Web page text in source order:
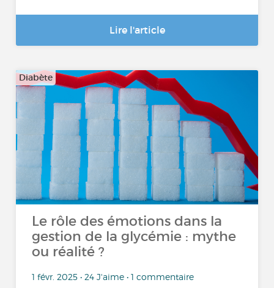
Lire l'article
Diabète
Le rôle des émotions dans la
gestion de la glycémie : mythe
ou réalité ?
1 févr. 2025 • 24 J'aime • 1 commentaire